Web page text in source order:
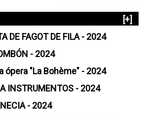
[+]
DE FAGOT DE FILA - 2024
- 2024
ópera "La Bohème" - 2024
INSTRUMENTOS - 2024
- 2024